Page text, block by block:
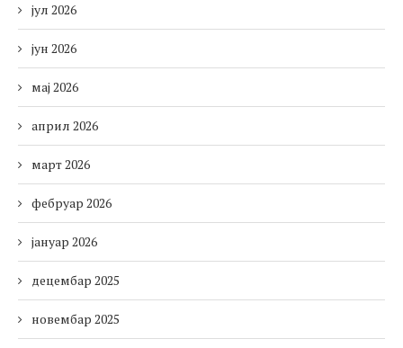
јул 2026
јун 2026
мај 2026
април 2026
март 2026
фебруар 2026
јануар 2026
децембар 2025
новембар 2025